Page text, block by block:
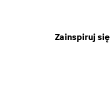
Zainspiruj się